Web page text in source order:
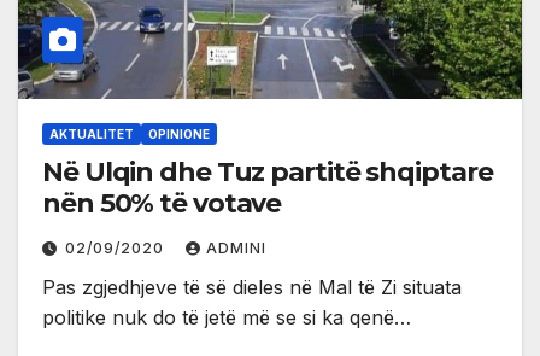
AKTUALITET OPINIONE
Në Ulqin dhe Tuz partitë shqiptare
nën 50% të votave
02/09/2020 ADMINI
Pas zgjedhjeve të së dieles në Mal të Zi situata
politike nuk do të jetë më se si ka qenë…